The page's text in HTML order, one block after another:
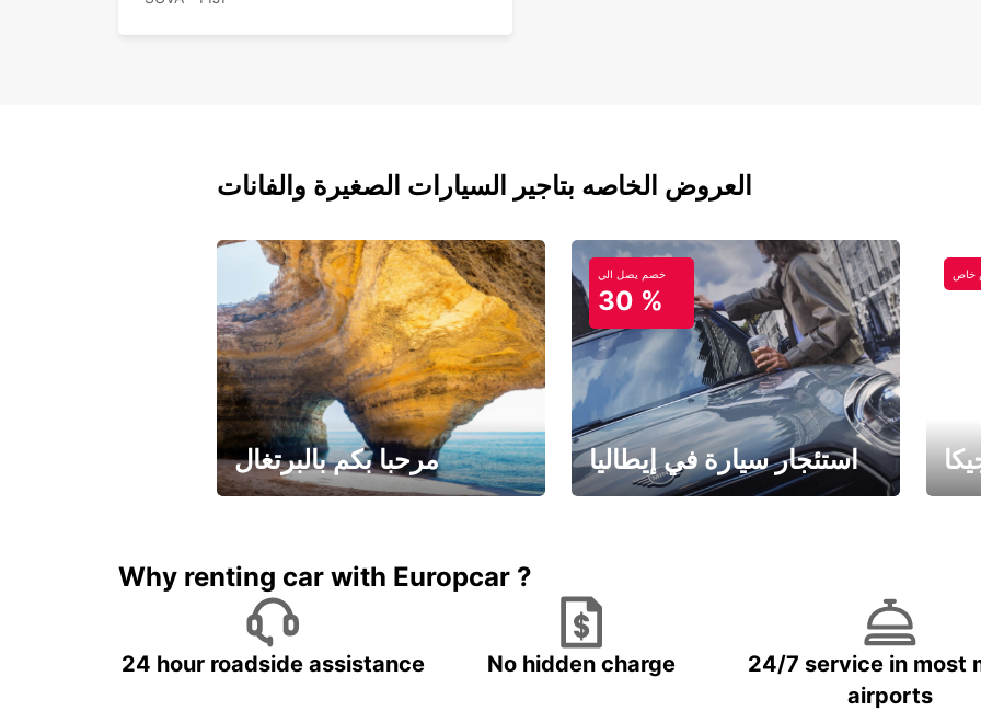
العروض الخاصه بتاجير السيارات الصغيرة والفانات
مرحبا بكم بالبرتغال
خصم يصل الي
30 %
استئجار سيارة في إيطاليا
خاص
Why renting car with Europcar ?
24 hour roadside assistance No hidden charge
24/7 service in most
airports